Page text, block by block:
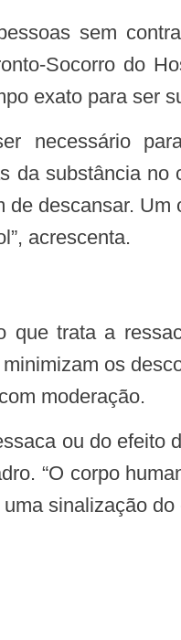
Socorro do
exato para ser
da substância
descansar.
acrescenta.
os
moderação.
“O corpo
sinalização